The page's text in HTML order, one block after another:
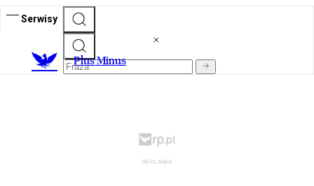
Serwisy
Plus Minus